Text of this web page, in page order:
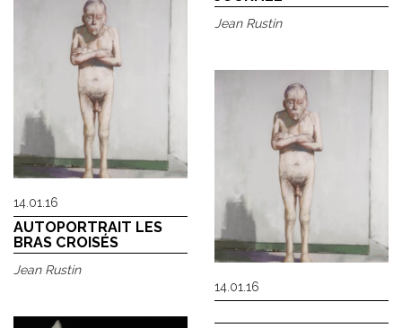
Jean Rustin
14.01.16
AUTOPORTRAIT LES
BRAS CROISÉS
Jean Rustin
14.01.16